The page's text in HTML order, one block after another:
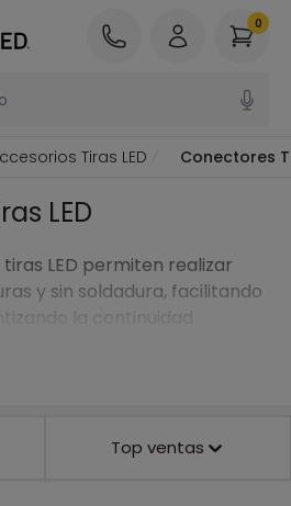
0
Tiras LED Conectores
LED
LED permiten realizar
y sin soldadura, facilitando
la continuidad
Top ventas